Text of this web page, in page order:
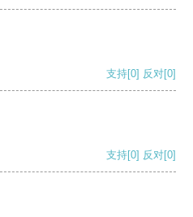
支持[0] 反对[0]
支持[0] 反对[0]